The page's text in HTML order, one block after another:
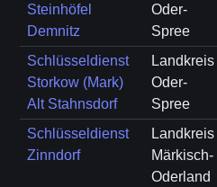
Steinhöfel
Demnitz
Oder-
Spree
Schlüsseldienst
Storkow (Mark)
Alt Stahnsdorf
Landkreis
Oder-
Spree
Schlüsseldienst
Zinndorf
Landkreis
Märkisch-
Oderland